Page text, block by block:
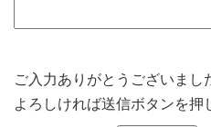
ご入力ありがとうございまし
よろしければ送信ボタンを押